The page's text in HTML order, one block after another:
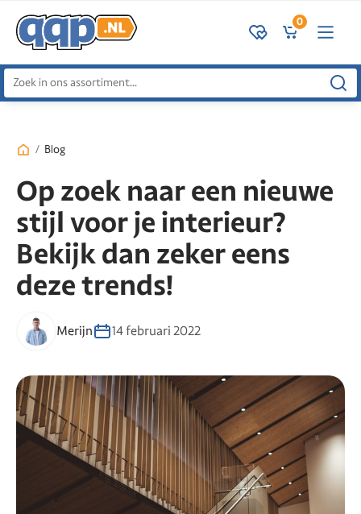
0
Zoeken
naar:
/ Blog
Op zoek naar een nieuwe
stijl voor je interieur?
Bekijk dan zeker eens
deze trends!
Merijn 14 februari 2022